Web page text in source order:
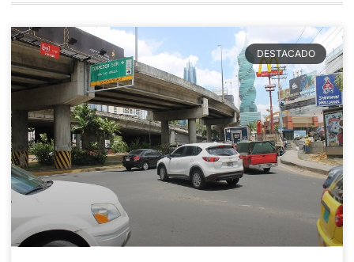
DESTACADO